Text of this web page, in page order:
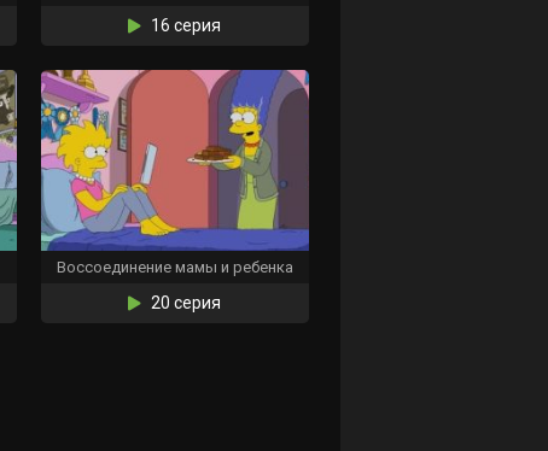
16 серия
Воссоединение мамы и ребенка
20 серия